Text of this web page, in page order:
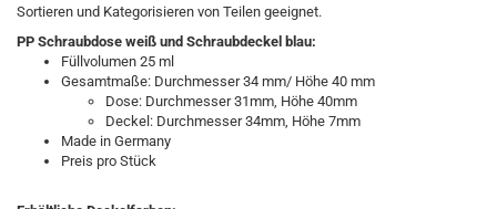
Sortieren und Kategorisieren von Teilen geeignet.
PP Schraubdose weiß und Schraubdeckel blau:
Füllvolumen 25 ml
Gesamtmaße: Durchmesser 34 mm/ Höhe 40 mm
Dose: Durchmesser31mm, Höhe 40mm
Deckel: Durchmesser34mm, Höhe 7mm
Made in Germany
Preis pro Stück